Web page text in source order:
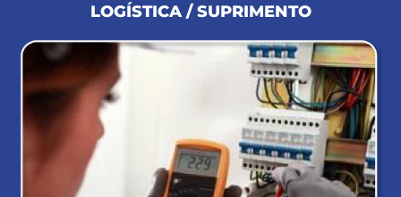
LOGÍSTICA / SUPRIMENTO